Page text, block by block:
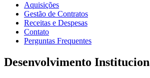
Aquisições
Gestão de Contratos
Receitas e Despesas
Contato
Perguntas Frequentes
Desenvolvimento